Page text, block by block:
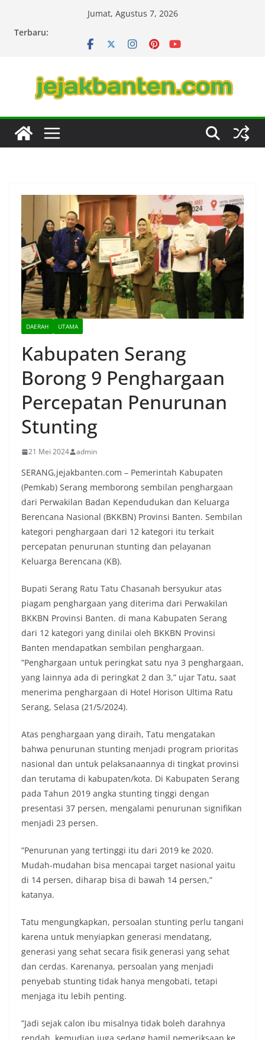
Jumat, Agustus 7, 2026
Terbaru:
DAERAH UTAMA
Kabupaten Serang
Borong 9 Penghargaan
Percepatan Penurunan
Stunting
21 Mei 2024 admin
SERANG,jejakbanten.com – Pemerintah Kabupaten
(Pemkab) Serang memborong sembilan penghargaan
dari Perwakilan Badan Kependudukan dan Keluarga
Berencana Nasional (BKKBN) Provinsi Banten. Sembilan
kategori penghargaan dari 12 kategori itu terkait
percepatan penurunan stunting dan pelayanan
Keluarga Berencana (KB).
Bupati Serang Ratu Tatu Chasanah bersyukur atas
piagam penghargaan yang diterima dari Perwakilan
BKKBN Provinsi Banten. di mana Kabupaten Serang
dari 12 kategori yang dinilai oleh BKKBN Provinsi
Banten mendapatkan sembilan penghargaan.
”Penghargaan untuk peringkat satu nya 3 penghargaan,
yang lainnya ada di peringkat 2 dan 3,” ujar Tatu, saat
menerima penghargaan di Hotel Horison Ultima Ratu
Serang, Selasa (21/5/2024).
Atas penghargaan yang diraih, Tatu mengatakan
bahwa penurunan stunting menjadi program prioritas
nasional dan untuk pelaksanaannya di tingkat provinsi
dan terutama di kabupaten/kota. Di Kabupaten Serang
pada Tahun 2019 angka stunting tinggi dengan
presentasi 37 persen, mengalami penurunan signifikan
menjadi 23 persen.
”Penurunan yang tertinggi itu dari 2019 ke 2020.
Mudah-mudahan bisa mencapai target nasional yaitu
di 14 persen, diharap bisa di bawah 14 persen,”
katanya.
Tatu mengungkapkan, persoalan stunting perlu tangani
karena untuk menyiapkan generasi mendatang,
generasi yang sehat secara fisik generasi yang sehat
dan cerdas. Karenanya, persoalan yang menjadi
penyebab stunting tidak hanya mengobati, tetapi
menjaga itu lebih penting.
”Jadi sejak calon ibu misalnya tidak boleh darahnya